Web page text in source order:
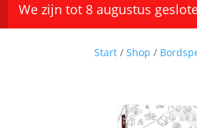
We zijn tot 8 augustus
Start / Shop /